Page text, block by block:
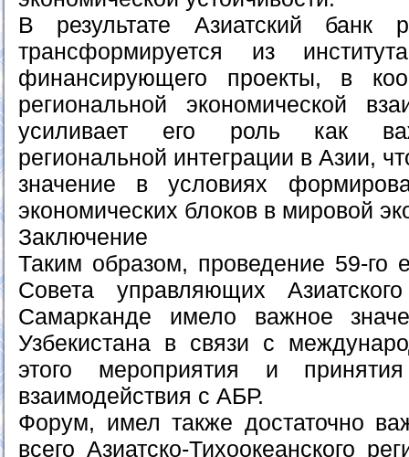
В результате Азиатский банк
трансформируется из
финансирующего проекты, в
региональной экономической
усиливает его роль как
региональной интеграции в Азии,
значение в условиях
экономических блоков в мировой
Заключение
Таким образом, проведение 59-го
Совета управляющих
Самарканде имело важное
Узбекистана в связи с
этого мероприятия и
взаимодействия с АБР.
Форум, имел также достаточно
всего Азиатско-Тихоокеанского